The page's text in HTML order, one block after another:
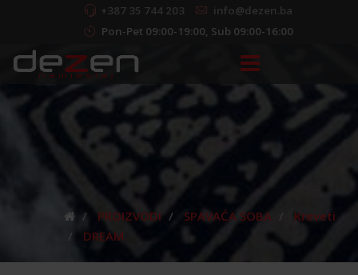
+387 35 744 203
info@dezen.ba
Pon-Pet 09:00-19:00, Sub 09:00-16:00
PROIZVODI SPAVAĆA SOBA
Kreveti
DREAM